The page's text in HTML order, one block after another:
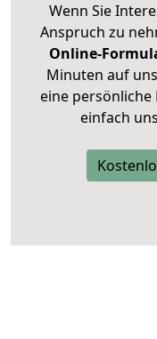
Wenn Sie
Anspruch zu
Online-
Minuten auf
eine persönliche
einfach